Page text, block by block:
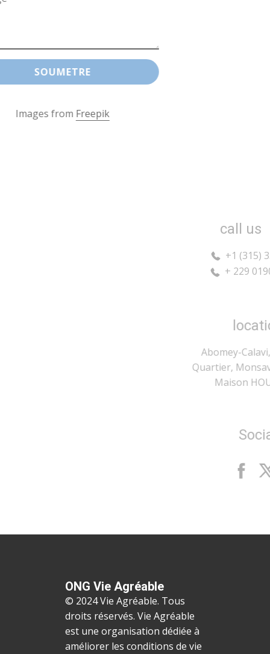
SOUMETRE
Images from
Quartier, Monsavedjo lot 384
ONG Vie Agréable
© 2024 Vie Agréable. Tous
droits réservés. Vie Agréable
est une organisation dédiée à
améliorer les conditions de vie